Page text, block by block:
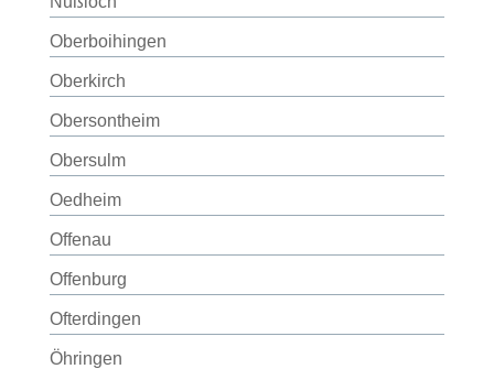
Oberboihingen
Oberkirch
Obersontheim
Obersulm
Oedheim
Offenau
Offenburg
Ofterdingen
Öhringen